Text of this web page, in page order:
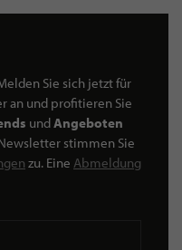
Sie sich jetzt für
an und profitieren Sie
undAngeboten
stimmen Sie
zu. Eine Abmeldung